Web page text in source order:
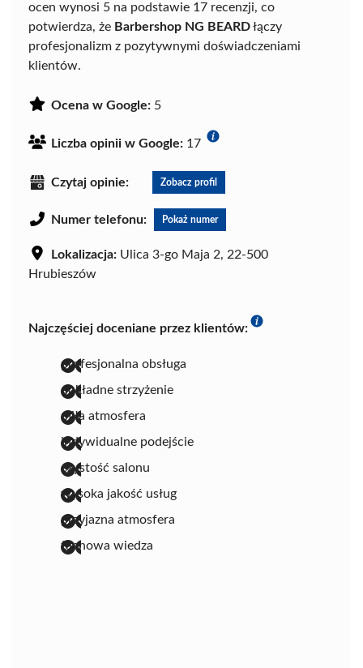
ocen wynosi 5 na podstawie 17 recenzji, co
potwierdza, że Barbershop NG BEARDłączy
profesjonalizm z pozytywnymi doświadczeniami
klientów.
Ocena w Google: 5
Liczba opinii w Google: 17
Czytaj opinie: Zobacz profil
Numer telefonu: Pokaż numer
Lokalizacja: Ulica 3-go Maja 2, 22-500
Hrubieszów
Najczęściej doceniane przez klientów:
profesjonalna obsługa
dokładne strzyżenie
miła atmosfera
indywidualne podejście
czystość salonu
wysoka jakość usług
przyjazna atmosfera
fachowa wiedza